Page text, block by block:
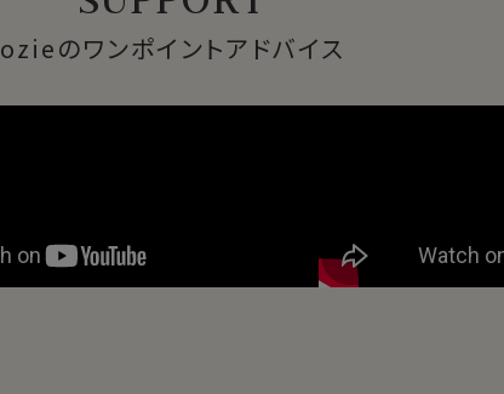
ozieのワンポイントアドバイス